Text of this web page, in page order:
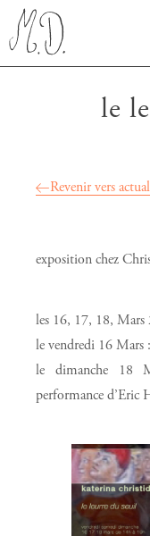
le
Revenir vers
exposition chez
les 16, 17, 18,
le vendredi 16 Mars
le dimanche 18
performance d’Eric